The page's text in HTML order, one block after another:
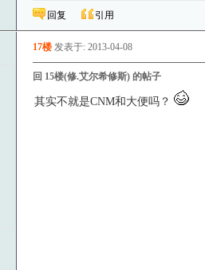
回复 引用
17楼 发表于: 2013-04-08
回 15楼(修.艾尔希修斯) 的帖子
其实不就是CNM和大便吗？